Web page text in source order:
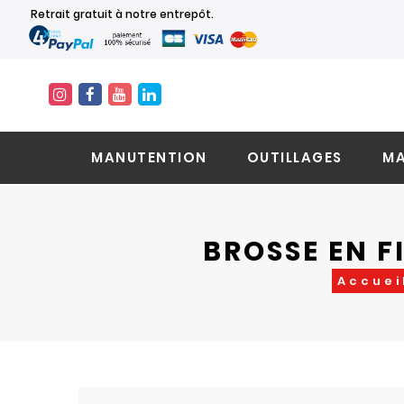
Retrait gratuit à notre entrepôt.
MANUTENTION OUTILLAGES
BROSSE EN
Accueil